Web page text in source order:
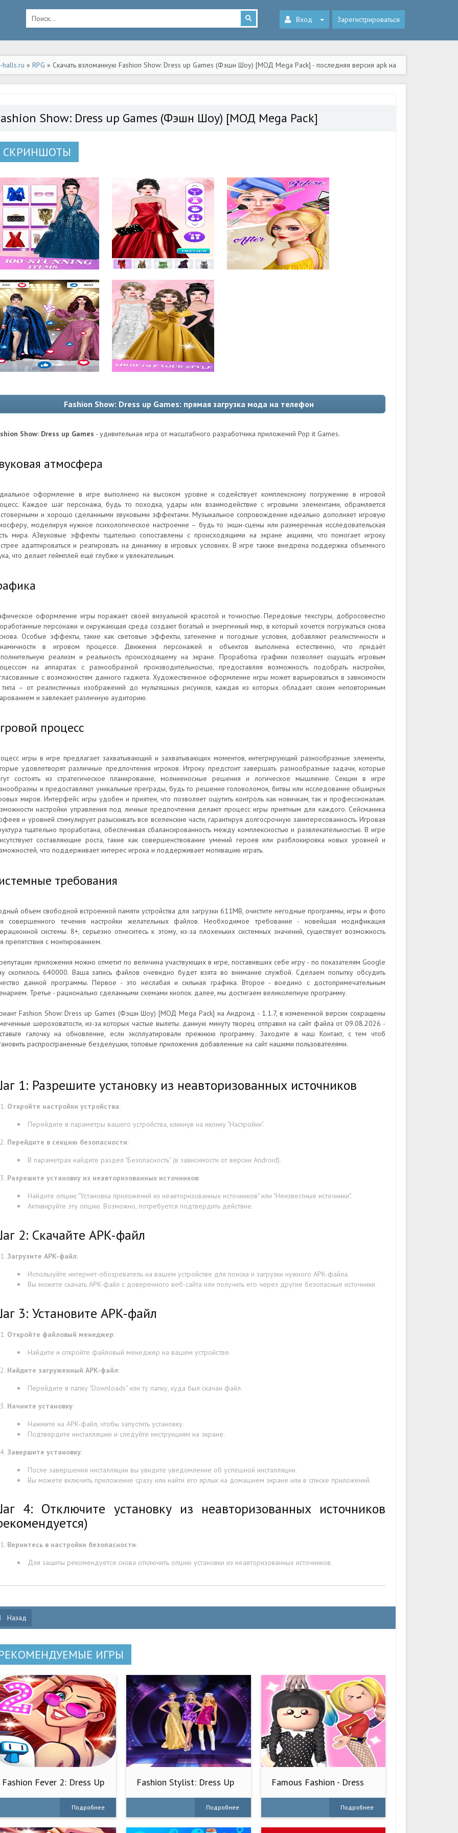
Вход Зарегистрироваться
halls.ru » RPG » Скачать взломанную Fashion Show: Dress up Games (Фэшн Шоу) [МОД Mega Pack] - последняя версия apk на
Show: Dress up Games (Фэшн Шоу) [МОД Mega Pack]
СКРИНШОТЫ
Fashion Show: Dress up Games: прямая загрузка мода на телефон
Show: Dress up Games - удивительная игра от масштабного разработчика приложений Pop it Games.
атмосфера
оформление в игре выполнено на высоком уровне и содействует комплексному погружению в игровой
Каждое шаг персонажа, будь то походка, удары или взаимодействие с игровыми элементами, обрамляется
и хорошо сделанными звуковыми эффектами. Музыкальное сопровождение идеально дополняет игровую
моделируя нужное психологическое настроение – будь то экшн-сцены или размеренная исследовательская
мира. АЗвуковые эффекты тщательно сопоставлены с происходящими на экране акциями, что помогает игроку
адаптироваться и реагировать на динамику в игровых условиях. В игре также внедрена поддержка объемного
что делает геймплей ещё глубже и увлекательным.
оформление игры поражает своей визуальной красотой и точностью. Передовые текстуры, добросовестно
персонажи и окружающая среда создают богатый и энергичный мир, в который хочется погружаться снова
Особые эффекты, такие как световые эффекты, затенение и погодные условия, добавляют реалистичности и
в игровом процессе. Движения персонажей и объектов выполнена естественно, что придаёт
реализм и реальность происходящему на экране. Проработка графики позволяет ощущать игровым
на аппаратах с разнообразной производительностью, предоставляя возможность подобрать настройки,
с возможностям данного гаджета. Художественное оформление игры может варьироваться в зависимости
типа – от реалистичных изображений до мультяшных рисунков, каждая из которых обладает своим неповторимым
и завлекает различную аудиторию.
процесс
игры в игре предлагает захватывающий и захватывающих моментов, интегрирующий разнообразные элементы,
удовлетворят различные предпочтения игроков. Игроку предстоит завершать разнообразные задачи, которые
состоять из стратегическое планирование, молниеносные решения и логическое мышление. Секции в игре
и предоставляют уникальные преграды, будь то решение головоломок, битвы или исследование обширных
миров. Интерфейс игры удобен и приятен, что позволяет ощутить контроль как новичкам, так и профессионалам.
настройки управления под личные предпочтения делают процесс игры приятным для каждого. Сейсманика
и уровней стимулирует разыскивать все вселенские части, гарантируя долгосрочную заинтересованность. Игровая
тщательно проработана, обеспечивая сбалансированность между комплексностью и развлекательностью. В игре
составляющие роста, такие как совершенствование умений героев или разблокировка новых уровней и
что поддерживает интерес игрока и поддерживает мотивацию играть.
требования
объем свободной встроенной памяти устройства для загрузки 611MB, очистите негодные программы, игры и фото
совершенного течения настройки желательных файлов. Необходимое требование - новейшая модификация
системы. 8+, серьезно отнеситесь к этому, из-за плохеньких системных значений, существует возможность
препятствия с монтированием.
приложения можно отметит по величина участвующих в игре, поставивших себе игру - по показателям Google
скопилось 640000. Ваша запись файлов очевидно будет взята во внимание службой. Сделаем попытку обсудить
данной программы. Первое - это неслабая и сильная графика. Второе - воедино с достопримечательным
Третье - рационально сделанными схемами кнопок. далее, мы достигаем великолепную программу.
Fashion Show: Dress up Games (Фэшн Шоу) [МОД Mega Pack] на Андроид - 1.1.7, в измененной версии сокращены
шероховатости, из-за которых частые вылеты. данную минуту творец отправил на сайт файла от 09.08.2026 -
галочку на обновление, если эксплуатировали прежнюю программу. Заходите в наш Контакт, с тем чтоб
распространенные безделушки, топовые приложения добавленные на сайт нашими пользователями.
1: Разрешите установку из неавторизованных источников
Откройте настройки устройства:
Перейдите в параметры вашего устройства, кликнув на иконку "Настройки".
Перейдите в секцию безопасности:
В параметрах найдите раздел "Безопасность" (в зависимости от версии Android).
Разрешите установку из неавторизованных источников:
Найдите опцию "Установка приложений из неавторизованных источников" или "Неизвестные источники".
Активируйте эту опцию. Возможно, потребуется подтвердить действие.
2: Скачайте APK-файл
Загрузите APK-файл:
Используйте интернет-обозреватель на вашем устройстве для поиска и загрузки нужного APK-файла.
Вы можете скачать APK-файл с доверенного веб-сайта или получить его через другие безопасные источники.
3: Установите APK-файл
Откройте файловый менеджер:
Найдите и откройте файловый менеджер на вашем устройстве.
Найдите загруженный APK-файл:
Перейдите в папку "Downloads" или ту папку, куда был скачан файл.
Начните установку:
Нажмите на APK-файл, чтобы запустить установку.
Подтвердите инсталляцию и следуйте инструкциям на экране.
Завершите установку:
После завершения инсталляции вы увидите уведомление об успешной инсталляции.
Вы можете включить приложение сразу или найти его ярлык на домашнем экране или в списке приложений.
4: Отключите установку из неавторизованных источников
Вернитесь в настройки безопасности:
Для защиты рекомендуется снова отключить опцию установки из неавторизованных источников.
Назад
ИГРЫ
Fashion Fever 2: Dress Up
Подробнее
Fashion Stylist: Dress Up
Подробнее
Famous Fashion - Dress
Подробнее